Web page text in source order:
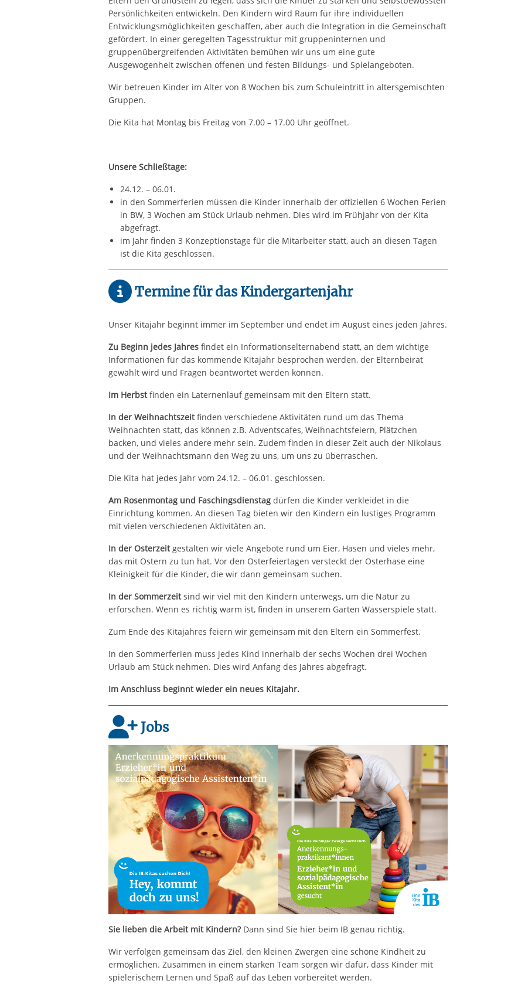
Persönlichkeiten entwickeln. Den Kindern wird Raum für ihre individuellen
Entwicklungsmöglichkeiten geschaffen, aber auch die Integration in die Gemeinschaft
gefördert. In einer geregelten Tagesstruktur mit gruppeninternen und
gruppenübergreifenden Aktivitäten bemühen wir uns um eine gute
Ausgewogenheit zwischen offenen und festen Bildungs- und Spielangeboten.
Wir betreuen Kinder im Alter von 8 Wochen bis zum Schuleintritt in altersgemischten
Gruppen.
Die Kita hat Montag bis Freitag von 7.00 – 17.00 Uhr geöffnet.
Unsere Schließtage:
24.12. – 06.01.
in den Sommerferien müssen die Kinder innerhalb der offiziellen 6 Wochen Ferien
in BW, 3 Wochen am Stück Urlaub nehmen. Dies wird im Frühjahr von der Kita
abgefragt.
im Jahr finden 3 Konzeptionstage für die Mitarbeiter statt, auch an diesen Tagen
ist die Kita geschlossen.
Termine für das Kindergartenjahr
Unser Kitajahr beginnt immer im September und endet im August eines jeden Jahres.
Zu Beginn jedes Jahresfindet ein Informationselternabend statt, an dem wichtige
Informationen für das kommende Kitajahr besprochen werden, der Elternbeirat
gewählt wird und Fragen beantwortet werden können.
Im Herbstfinden ein Laternenlauf gemeinsam mit den Eltern statt.
In der Weihnachtszeitfinden verschiedene Aktivitäten rund um das Thema
Weihnachten statt, das können z.B. Adventscafes, Weihnachtsfeiern, Plätzchen
backen, und vieles andere mehr sein. Zudem finden in dieser Zeit auch der Nikolaus
und der Weihnachtsmann den Weg zu uns, um uns zu überraschen.
Die Kita hat jedes Jahr vom 24.12. – 06.01. geschlossen.
Am Rosenmontag und Faschingsdienstagdürfen die Kinder verkleidet in die
Einrichtung kommen. An diesen Tag bieten wir den Kindern ein lustiges Programm
mit vielen verschiedenen Aktivitäten an.
In der Osterzeitgestalten wir viele Angebote rund um Eier, Hasen und vieles mehr,
das mit Ostern zu tun hat. Vor den Osterfeiertagen versteckt der Osterhase eine
Kleinigkeit für die Kinder, die wir dann gemeinsam suchen.
In der Sommerzeitsind wir viel mit den Kindern unterwegs, um die Natur zu
erforschen. Wenn es richtig warm ist, finden in unserem Garten Wasserspiele statt.
Zum Ende des Kitajahres feiern wir gemeinsam mit den Eltern ein Sommerfest.
In den Sommerferien muss jedes Kind innerhalb der sechs Wochen drei Wochen
Urlaub am Stück nehmen. Dies wird Anfang des Jahres abgefragt.
Im Anschluss beginnt wieder ein neues Kitajahr.
Jobs
Sie lieben die Arbeit mit Kindern?Dann sind Sie hier beim IB genau richtig.
Wir verfolgen gemeinsam das Ziel, den kleinen Zwergen eine schöne Kindheit zu
ermöglichen. Zusammen in einem starken Team sorgen wir dafür, dass Kinder mit
spielerischem Lernen und Spaß auf das Leben vorbereitet werden.